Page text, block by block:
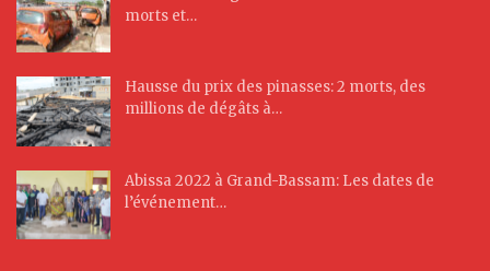
morts et…
Hausse du prix des pinasses: 2 morts, des
millions de dégâts à…
Abissa 2022 à Grand-Bassam: Les dates de
l’événement…